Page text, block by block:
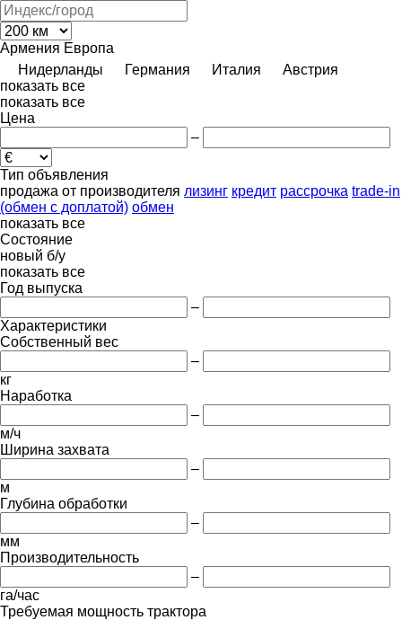
Армения Европа
Нидерланды
Германия Италия
Австрия
показать все
показать все
Цена
–
Тип объявления
продажа от производителя лизинг кредит рассрочка trade-in
(обмен с доплатой) обмен
показать все
Состояние
новый б/у
показать все
Год выпуска
–
Характеристики
Собственный вес
–
кг
Наработка
–
м/ч
Ширина захвата
–
м
Глубина обработки
–
мм
Производительность
–
га/час
Требуемая мощность трактора